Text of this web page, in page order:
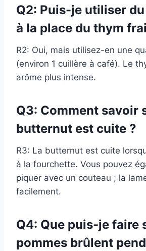
Q2: Puis-je utiliser
à la place du thym
R2: Oui, mais utilisez-en une
(environ 1 cuillère à café). Le
arôme plus intense.
Q3: Comment savoir
butternut est cuite ?
R3: La butternut est cuite
à la fourchette. Vous pouvez
piquer avec un couteau ; la
facilement.
Q4: Que puis-je faire
pommes brûlent